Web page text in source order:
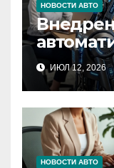
НОВОСТИ АВТО
ИЮЛ 12, 2026
НОВОСТИ АВТО